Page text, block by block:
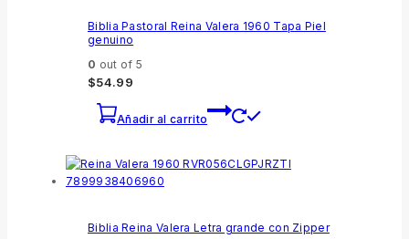
Biblia Pastoral Reina Valera 1960 Tapa Piel
genuino
0 out of 5
$54.99
Añadir al carrito
Biblia Reina Valera Letra grande con Zipper